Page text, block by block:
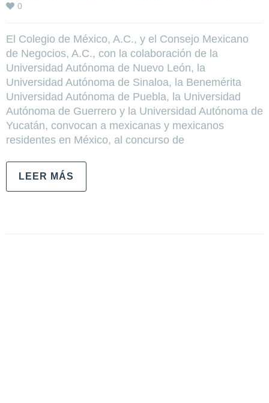
0
El Colegio de México, A.C., y el Consejo Mexicano
de Negocios, A.C., con la colaboración de la
Universidad Autónoma de Nuevo León, la
Universidad Autónoma de Sinaloa, la Benemérita
Universidad Autónoma de Puebla, la Universidad
Autónoma de Guerrero y la Universidad Autónoma de
Yucatán, convocan a mexicanas y mexicanos
residentes en México, al concurso de
LEER MÁS